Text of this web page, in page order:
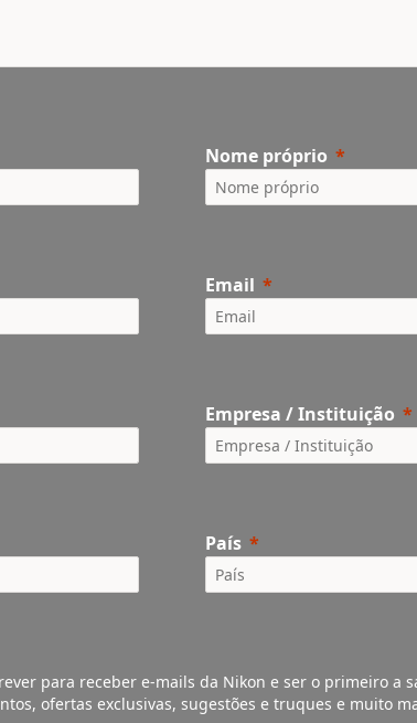
Nome próprio
Email
Empresa / Instituição
País
para receber e-mails da Nikon e ser o primeiro a
ofertas exclusivas, sugestões e truques e muito